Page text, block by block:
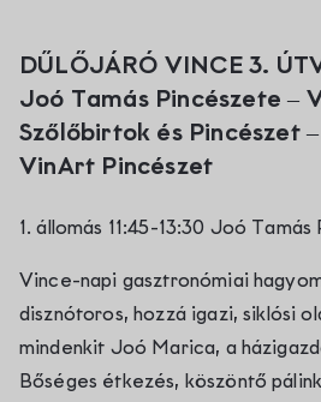
DŰLŐJÁRÓ VINCE 3.
Joó Tamás Pincészete –
Szőlőbirtok és Pincészet–
VinArt Pincészet
1. állomás 11:45-13:30 Joó
Vince-napi gasztronómiai
disznótoros, hozzá igazi, siklósi
mindenkit Joó Marica, a
Bőséges étkezés, köszöntő